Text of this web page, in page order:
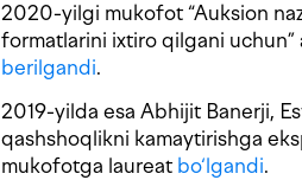
2020-yilgi mukofot “Auksion
formatlarini ixtiro qilgani
berilgandi.
2019-yilda esa Abhijit Banerji,
qashshoqlikni kamaytirishga
mukofotga laureat bo‘lgandi.